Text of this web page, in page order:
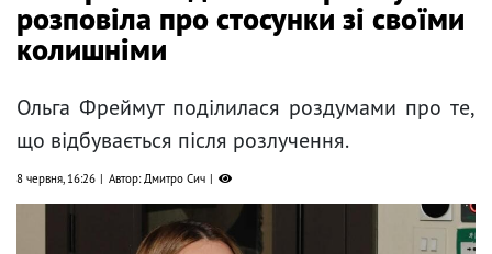
розповіла про стосунки зі своїми
колишніми
Ольга Фреймут поділилася роздумами про те,
що відбувається після розлучення.
8 червня, 16:26 Автор: Дмитро Сич